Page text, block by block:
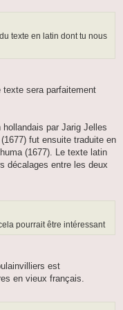
texte en latin dont tu nous
sera parfaitement
hollandais par Jarig Jelles
(1677) fut ensuite traduite en
(1677). Le texte latin
décalages entre les deux
pourrait être intéressant
est
en vieux français.